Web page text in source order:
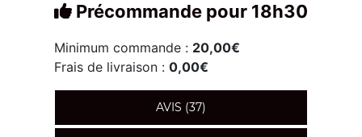
Précommande pour 18h30
Minimum commande : 20,00€
Frais de livraison : 0,00€
AVIS (37)